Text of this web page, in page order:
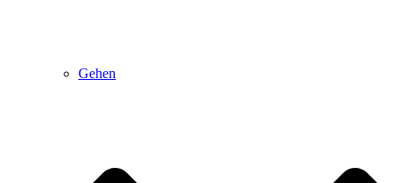
Gehen